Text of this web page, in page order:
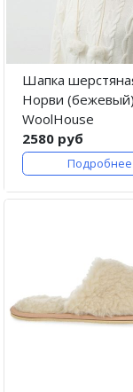
Шапка
Норви
WoolHouse
2580 руб
Подробнее